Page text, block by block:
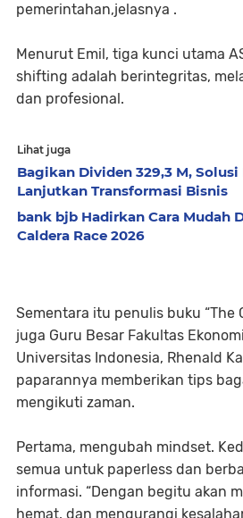
pemerintahan,jelasnya .
Menurut Emil, tiga kunci utama
shifting adalah berintegritas,
dan profesional.
Lihat juga
Bagikan Dividen 329,3 M,
Lanjutkan Transformasi Bisnis
bank bjb Hadirkan Cara Mudah
Caldera Race 2026
Sementara itu penulis buku “The
juga Guru Besar Fakultas
Universitas Indonesia, Rhenald
paparannya memberikan tips
mengikuti zaman.
Pertama, mengubah mindset.
semua untuk paperless dan
informasi. “Dengan begitu akan
hemat, dan mengurangi